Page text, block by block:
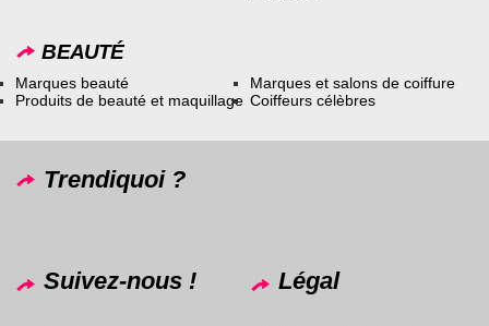
BEAUTÉ
Marques beauté
Produits de beauté et maquillage
Marques et salons de coiffure
Coiffeurs célèbres
Trendiquoi ?
Suivez-nous ! Légal